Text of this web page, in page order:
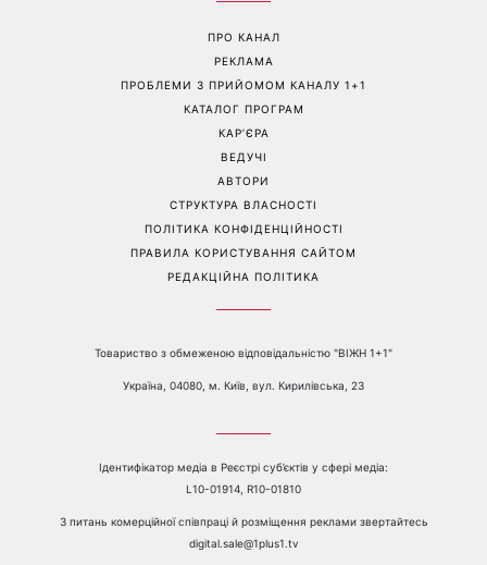
ця куртка стане головним
фаворитом осені 2026
звершень: три знаки
китайського гороскопу,
для яких найближчі пів
року стануть переломними